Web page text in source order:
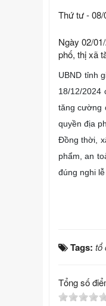
Thứ tư - 08/
Ngày 02/
phố, thị xã
UBND tỉnh
18/12/2024
tăng cường
quyền địa
Đồng thời,
phẩm, an
đúng nghi
Tags: tổ
Tổng số